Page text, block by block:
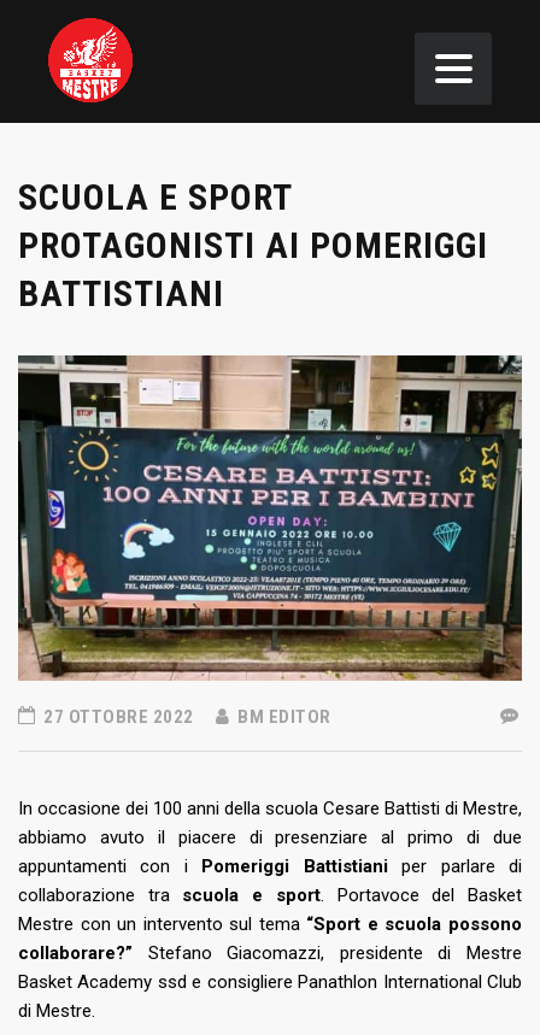
SCUOLA E SPORT
PROTAGONISTI AI POMERIGGI
BATTISTIANI
27 OTTOBRE 2022 BM EDITOR
In occasione dei 100 anni della scuola Cesare Battisti di Mestre,
abbiamo avuto il piacere di presenziare al primo di due
appuntamenti con i
Pomeriggi Battistianiper parlare di
collaborazione tra scuola e sport. Portavoce del Basket
Mestre con un intervento sul tema “Sport e scuola possono
collaborare?” Stefano Giacomazzi, presidente di Mestre
Basket Academy ssd e consigliere Panathlon International Club
di Mestre.